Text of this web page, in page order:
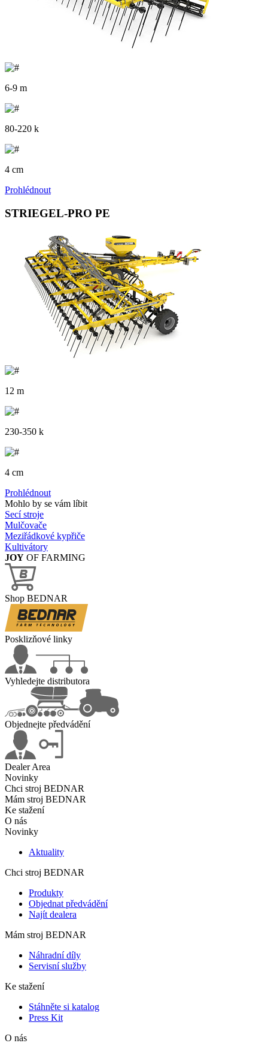
6-9 m
80-220 k
4 cm
Prohlédnout
STRIEGEL-PRO PE
12 m
230-350 k
4 cm
Prohlédnout
Mohlo by se vám líbit
Secí stroje
Mulčovače
Meziřádkové kypřiče
Kultivátory
JOY OF FARMING
Shop BEDNAR
Posklizňové linky
Vyhledejte distributora
Objednejte předvádění
Dealer Area
Novinky
Chci stroj BEDNAR
Mám stroj BEDNAR
Ke stažení
O nás
Novinky
Aktuality
Chci stroj BEDNAR
Produkty
Objednat předvádění
Najít dealera
Mám stroj BEDNAR
Náhradní díly
Servisní služby
Ke stažení
Stáhněte si katalog
Press Kit
O nás